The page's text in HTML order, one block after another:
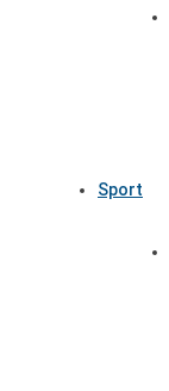
Sport